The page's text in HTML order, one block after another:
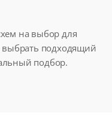
на выбор для
выбрать подходящий
подбор.